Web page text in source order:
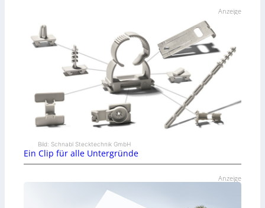
Anzeige
Bild: Schnabl Stecktechnik GmbH
Ein Clip für alle Untergründe
Anzeige